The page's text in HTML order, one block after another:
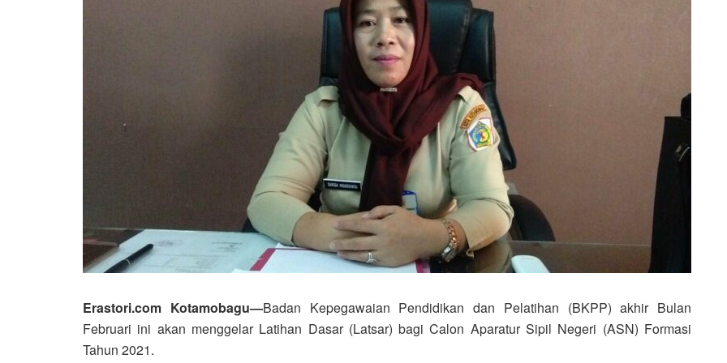
Erastori.com Kotamobagu—Badan Kepegawaian Pendidikan dan Pelatihan (BKPP) akhir Bulan
Februari ini akan menggelar Latihan Dasar (Latsar) bagi Calon Aparatur Sipil Negeri (ASN) Formasi
Tahun 2021.